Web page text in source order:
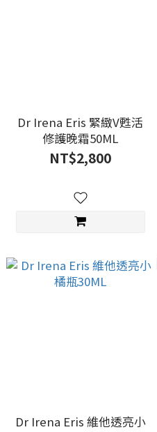
Dr Irena Eris 緊緻V甦活
修護晚霜50ML
NT$2,800
Dr Irena Eris 維他透亮小